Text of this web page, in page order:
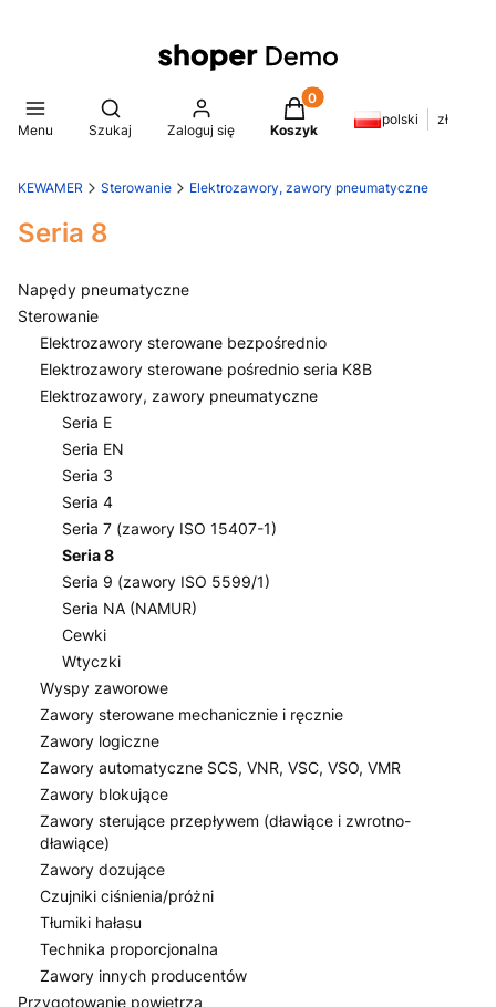
Menu
Otwórz wyszukiwarkę
Szukaj Zaloguj się
Produkty w koszyku: 0.
Koszyk
polski zł
KEWAMER Sterowanie Elektrozawory, zawory pneumatyczne
Seria 8
Napędy pneumatyczne
Sterowanie
Elektrozawory sterowane bezpośrednio
Elektrozawory sterowane pośrednio seria K8B
Elektrozawory, zawory pneumatyczne
Seria E
Seria EN
Seria 3
Seria 4
Seria 7 (zawory ISO 15407-1)
Seria 8
Seria 9 (zawory ISO 5599/1)
Seria NA (NAMUR)
Cewki
Wtyczki
Wyspy zaworowe
Zawory sterowane mechanicznie i ręcznie
Zawory logiczne
Zawory automatyczne SCS, VNR, VSC, VSO, VMR
Zawory blokujące
Zawory sterujące przepływem (dławiące i zwrotno-
dławiące)
Zawory dozujące
Czujniki ciśnienia/próżni
Tłumiki hałasu
Technika proporcjonalna
Zawory innych producentów
Przygotowanie powietrza